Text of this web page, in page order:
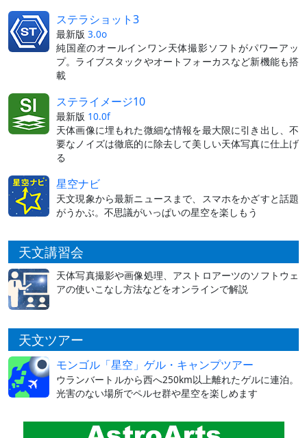
ステラショット3
最新版 3.0o
純国産のオールインワン天体撮影ソフトがパワーアッ
プ。ライブスタックやオートフォーカスなど新機能も搭
載
ステライメージ10
最新版 10.0f
天体画像に埋もれた微細な情報を最大限に引き出し、不
要なノイズは徹底的に除去して美しい天体写真に仕上げ
る
星空ナビ
天文現象から最新ニュースまで、スマホをかざすと話題
がうかぶ。不思議がいっぱいの星空を楽しもう
天文講習会
天体写真撮影や画像処理、アストロアーツのソフトウェ
アの使いこなし方法などをオンラインで解説
天文ツアー
モンゴル「星空」ゲル・キャンプツアー
ウランバートルから西へ250km以上離れたゲルに連泊。
光害のない場所でペルセ群や星空を楽しめます